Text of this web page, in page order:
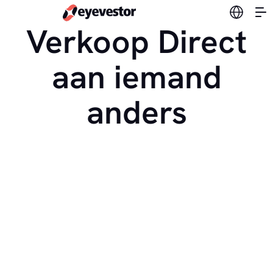
Verkoop Direct
aan iemand
anders